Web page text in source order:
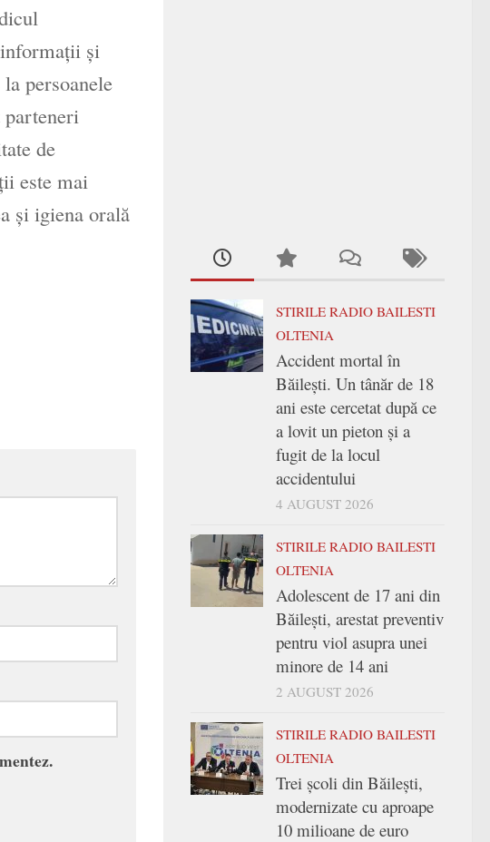
și
persoanele
parteneri
de
este mai
și igiena orală
STIRILE RADIO BAILESTI
OLTENIA
Accident mortal în
Băilești. Un tânăr de 18
ani este cercetat după ce
a lovit un pieton și a
fugit de la locul
accidentului
4 AUGUST 2026
STIRILE RADIO BAILESTI
OLTENIA
Adolescent de 17 ani din
Băilești, arestat preventiv
pentru viol asupra unei
minore de 14 ani
2 AUGUST 2026
STIRILE RADIO BAILESTI
OLTENIA
Trei şcoli din Băileşti,
modernizate cu aproape
10 milioane de euro